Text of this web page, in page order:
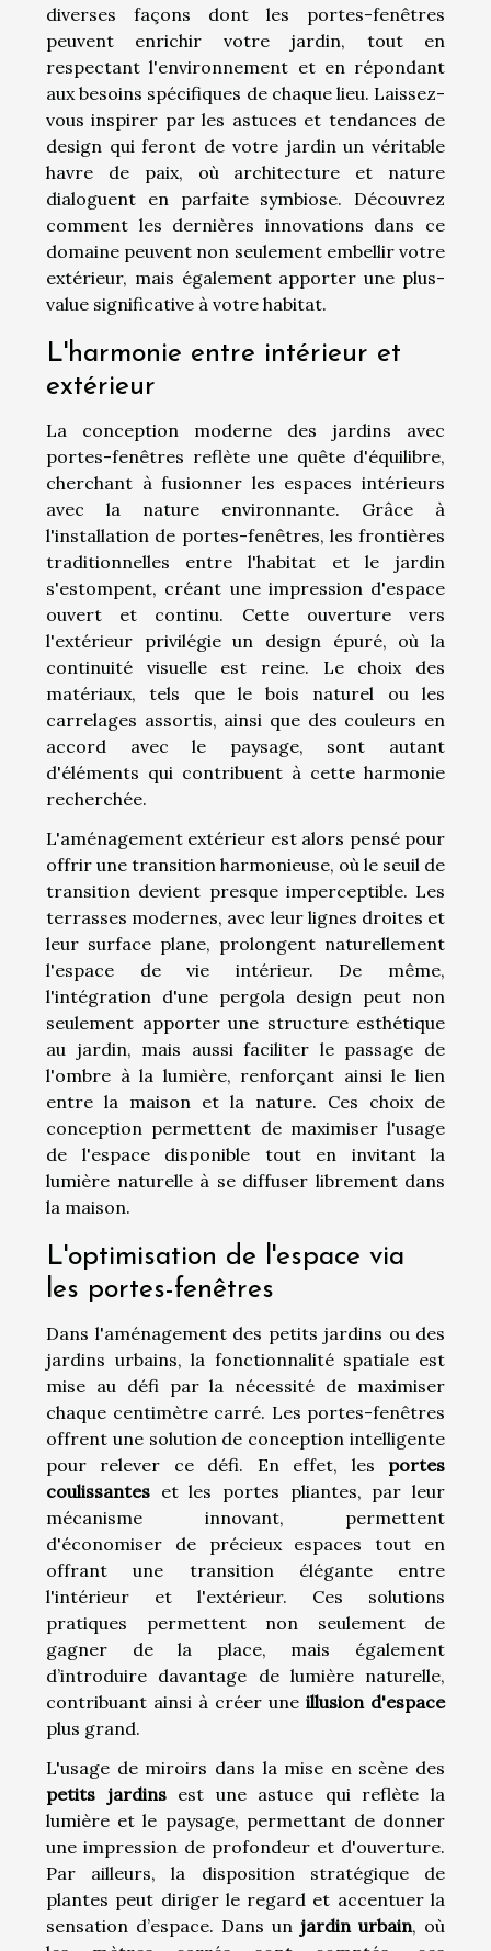
diverses façons dont les portes-fenêtres
peuvent enrichir votre jardin, tout en
respectant l'environnement et en répondant
aux besoins spécifiques de chaque lieu. Laissez-
vous inspirer par les astuces et tendances de
design qui feront de votre jardin un véritable
havre de paix, où architecture et nature
dialoguent en parfaite symbiose. Découvrez
comment les dernières innovations dans ce
domaine peuvent non seulement embellir votre
extérieur, mais également apporter une plus-
value significative à votre habitat.
L'harmonie entre intérieur et
extérieur
La conception moderne des jardins avec
portes-fenêtres reflète une quête d'équilibre,
cherchant à fusionner les espaces intérieurs
avec la nature environnante. Grâce à
l'installation de portes-fenêtres, les frontières
traditionnelles entre l'habitat et le jardin
s'estompent, créant une impression d'espace
ouvert et continu. Cette ouverture vers
l'extérieur privilégie un design épuré, où la
continuité visuelle est reine. Le choix des
matériaux, tels que le bois naturel ou les
carrelages assortis, ainsi que des couleurs en
accord avec le paysage, sont autant
d'éléments qui contribuent à cette harmonie
recherchée.
L'aménagement extérieur est alors pensé pour
offrir une transition harmonieuse, où le seuil de
transition devient presque imperceptible. Les
terrasses modernes, avec leur lignes droites et
leur surface plane, prolongent naturellement
l'espace de vie intérieur. De même,
l'intégration d'une pergola design peut non
seulement apporter une structure esthétique
au jardin, mais aussi faciliter le passage de
l'ombre à la lumière, renforçant ainsi le lien
entre la maison et la nature. Ces choix de
conception permettent de maximiser l'usage
de l'espace disponible tout en invitant la
lumière naturelle à se diffuser librement dans
la maison.
L'optimisation de l'espace via
les portes-fenêtres
Dans l'aménagement des petits jardins ou des
jardins urbains, la fonctionnalité spatiale est
mise au défi par la nécessité de maximiser
chaque centimètre carré. Les portes-fenêtres
offrent une solution de conception intelligente
pour relever ce défi. En effet, les portes
coulissantes et les portes pliantes, par leur
mécanisme innovant, permettent
d'économiser de précieux espaces tout en
offrant une transition élégante entre
l'intérieur et l'extérieur. Ces solutions
pratiques permettent non seulement de
gagner de la place, mais également
d’introduire davantage de lumière naturelle,
contribuant ainsi à créer une illusion d'espace
plus grand.
L'usage de miroirs dans la mise en scène des
petits jardinsest une astuce qui reflète la
lumière et le paysage, permettant de donner
une impression de profondeur et d'ouverture.
Par ailleurs, la disposition stratégique de
plantes peut diriger le regard et accentuer la
sensation d’espace. Dans un jardin urbain, où